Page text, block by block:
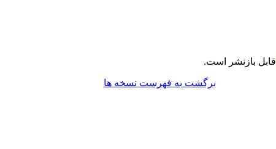
قابل بازنشر است.
برگشت به فهرست نسخه ها